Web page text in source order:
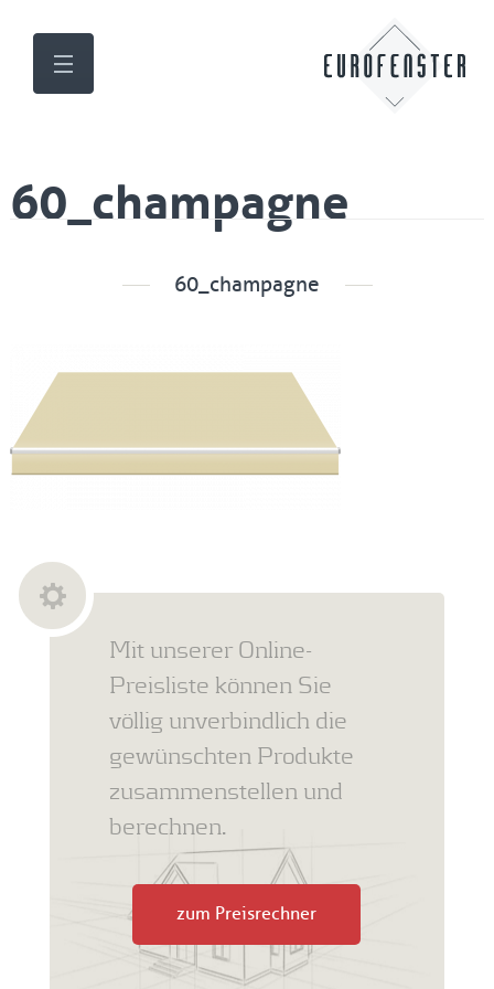
60_champagne
60_champagne
Mit unserer Online-
Preisliste können Sie
völlig unverbindlich die
gewünschten Produkte
zusammenstellen und
berechnen.
zum Preisrechner